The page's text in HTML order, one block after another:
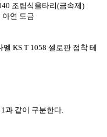
조립식울타리(금속제)
아연 도금
KS T 1058 셀로판 점착 테
과 같이 구분한다.